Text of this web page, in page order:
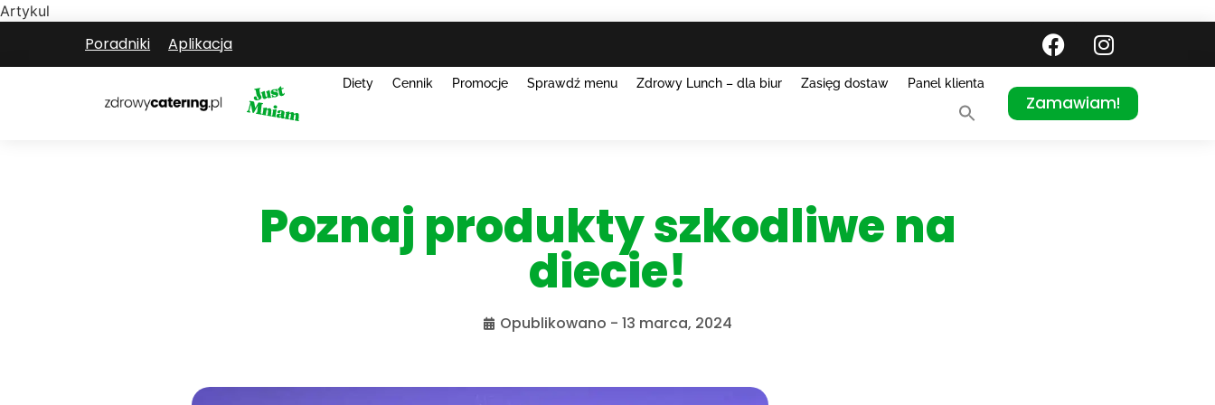
Artykul
Poradniki Aplikacja
Diety Cennik Promocje Sprawdź menu Zdrowy Lunch – dla biur Zasięg dostaw Panel klienta
Zamawiam!
Poznaj produkty szkodliwe na
diecie!
Opublikowano - 13 marca, 2024